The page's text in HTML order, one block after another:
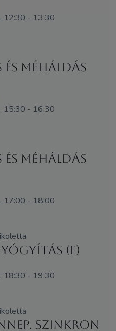
12:30 - 13:30
MéhÁldás
15:30 - 16:30
MéhÁldás
17:00 - 18:00
(F)
18:30 - 19:30
Szinkron